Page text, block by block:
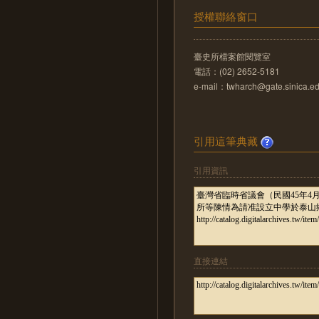
授權聯絡窗口
臺史所檔案館閱覽室
電話：(02) 2652-5181
e-mail：
引用這筆典藏
引用資訊
直接連結